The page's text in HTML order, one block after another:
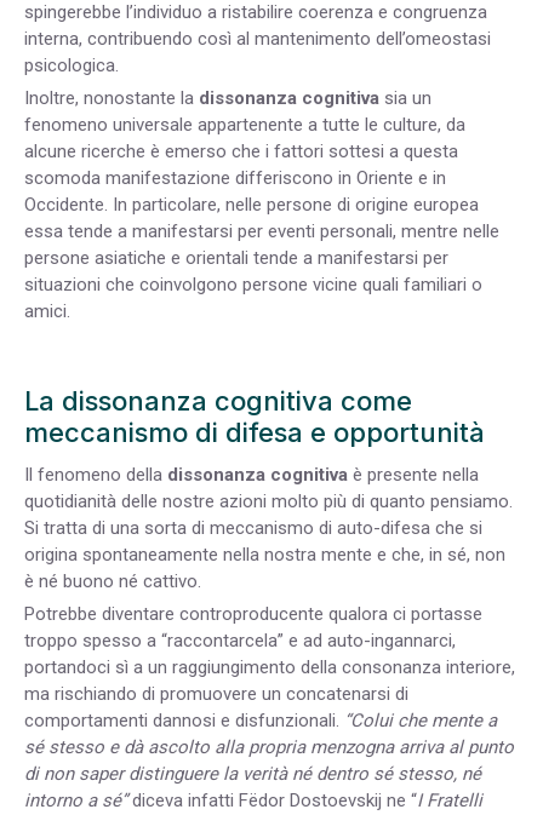
spingerebbe l’individuo a ristabilire coerenza e congruenza
interna, contribuendo così al mantenimento dell’omeostasi
psicologica.
Inoltre, nonostante la dissonanza cognitiva sia un
fenomeno universale appartenente a tutte le culture, da
alcune ricerche è emerso che i fattori sottesi a questa
scomoda manifestazione differiscono in Oriente e in
Occidente. In particolare, nelle persone di origine europea
essa tende a manifestarsi per eventi personali, mentre nelle
persone asiatiche e orientali tende a manifestarsi per
situazioni che coinvolgono persone vicine quali familiari o
amici.
La dissonanza cognitiva come
meccanismo di difesa e opportunità
Il fenomeno della dissonanza cognitiva è presente nella
quotidianità delle nostre azioni molto più di quanto pensiamo.
Si tratta di una sorta di meccanismo di auto-difesa che si
origina spontaneamente nella nostra mente e che, in sé, non
è né buono né cattivo.
Potrebbe diventare controproducente qualora ci portasse
troppo spesso a “raccontarcela” e ad auto-ingannarci,
portandoci sì a un raggiungimento della consonanza interiore,
ma rischiando di promuovere un concatenarsi di
comportamenti dannosi e disfunzionali. “Colui che mente a
sé stesso e dà ascolto alla propria menzogna arriva al punto
di non saper distinguere la verità né dentro sé stesso, né
intorno a sé”diceva infatti Fëdor Dostoevskij ne “I Fratelli